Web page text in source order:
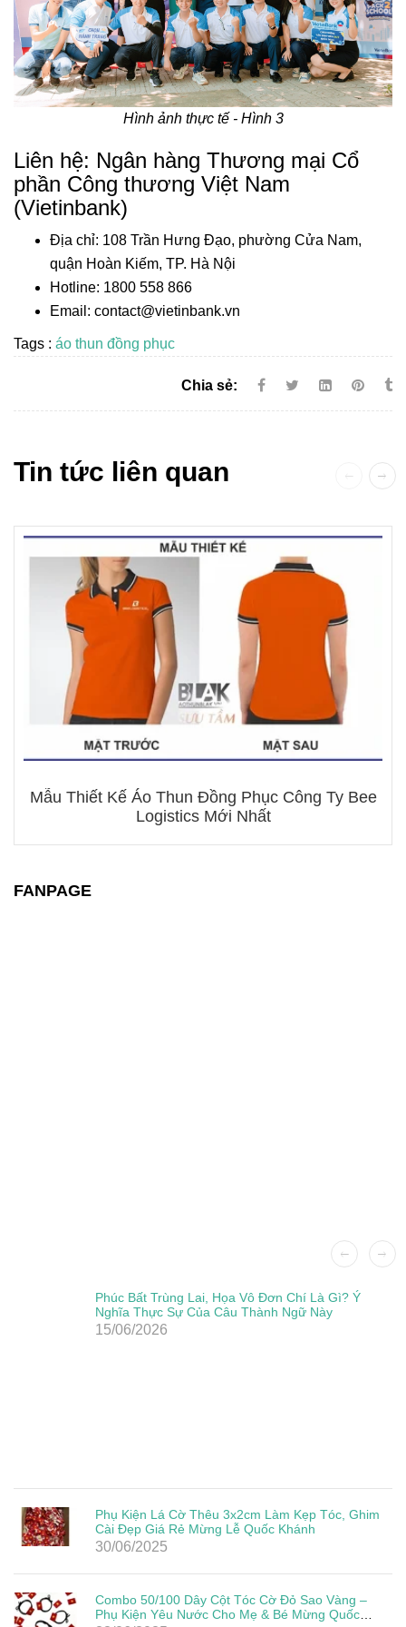
Hình ảnh thực tế - Hình 3
Liên hệ: Ngân hàng Thương mại Cổ
phần Công thương Việt Nam
(Vietinbank)
Địa chỉ: 108 Trần Hưng Đạo, phường Cửa Nam,
quận Hoàn Kiếm, TP. Hà Nội
Hotline: 1800 558 866
Email: contact@vietinbank.vn
Tags : áo thun đồng phục
Chia sẻ:
Tin tức liên quan
Mẫu Thiết Kế Áo Thun Đồng Phục Công Ty Bee
Logistics Mới Nhất
FANPAGE
Phúc Bất Trùng Lai, Họa Vô Đơn Chí Là Gì? Ý
Nghĩa Thực Sự Của Câu Thành Ngữ Này
15/06/2026
Phụ Kiện Lá Cờ Thêu 3x2cm Làm Kẹp Tóc, Ghim
Cài Đẹp Giá Rẻ Mừng Lễ Quốc Khánh
30/06/2025
Combo 50/100 Dây Cột Tóc Cờ Đỏ Sao Vàng –
Phụ Kiện Yêu Nước Cho Mẹ & Bé Mừng Quốc